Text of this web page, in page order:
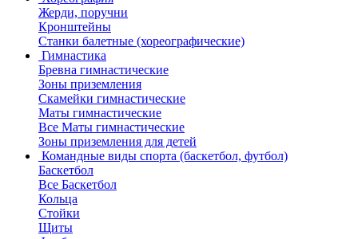
Жерди, поручни
Кронштейны
Станки балетные (хореографические)
Гимнастика
Бревна гимнастические
Зоны приземления
Скамейки гимнастические
Маты гимнастические
Все Маты гимнастические
Зоны приземления для детей
Командные виды спорта (баскетбол, футбол)
Баскетбол
Все Баскетбол
Кольца
Стойки
Щиты